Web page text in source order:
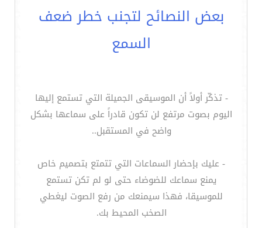
بعض النصائح لتجنب خطر ضعف
السمع
- تذكّر أولاً أن الموسيقى الجميلة التي تستمع إليها
اليوم بصوت مرتفع لن تكون قادراً على سماعها بشكل
واضح في المستقبل..
- عليك بإحضار السماعات التي تتمتع بتصميم خاص
يمنع سماعك للضوضاء حتى لو لم تكن تستمع
للموسيقا، فهذا سيمنعك من رفع الصوت ليغطي
الصخب المحيط بك.